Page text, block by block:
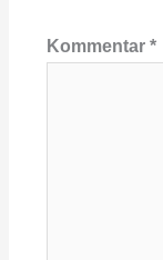
Kommentar *